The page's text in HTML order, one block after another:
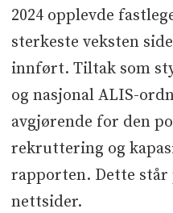
2024 opplevde
sterkeste veksten
innført. Tiltak som
og nasjonal ALIS-
avgjørende for den
rekruttering og
rapporten. Dette står
nettsider.